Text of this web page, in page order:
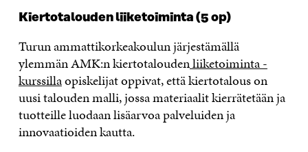
Kiertotalouden liiketoiminta (5 op)
Turun ammattikorkeakoulun järjestämällä
ylemmän AMK:n kiertotaloudenliiketoiminta -
kurssillaopiskelijat oppivat, että kiertotalous on
uusi talouden malli, jossa materiaalit kierrätetään ja
tuotteille luodaan lisäarvoa palveluiden ja
innovaatioiden kautta.